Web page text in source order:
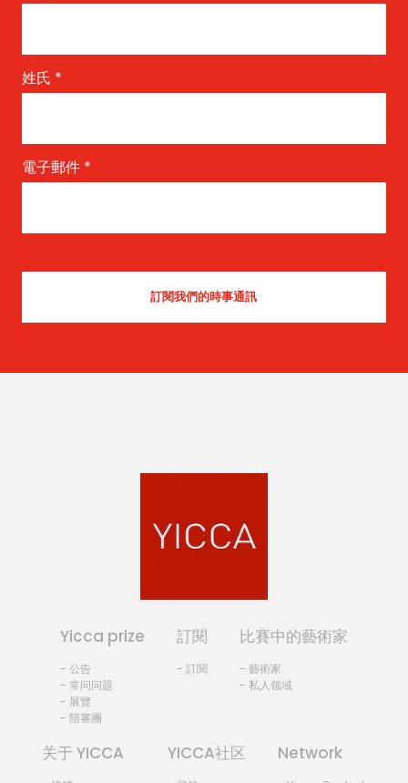
姓氏 *
電子郵件 *
Yicca prize
- 公告
- 常问问题
- 展覽
- 陪審團
訂閱
- 訂閱
比賽中的藝術家
- 藝術家
- 私人领域
关于 YICCA YICCA社区 Network